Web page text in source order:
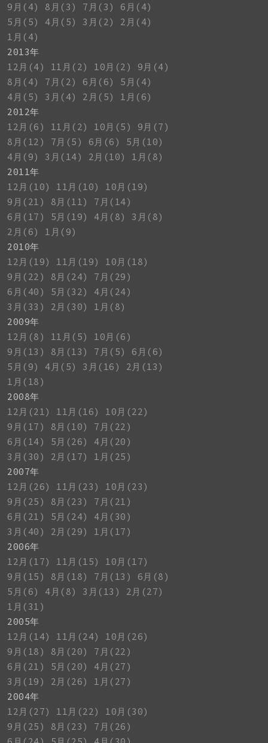
9月(4)
8月(3) 7月(3)
6月(4)
5月(5)
4月(5) 3月(2)
2月(4)
1月(4)
2013年
12月(4)
11月(2) 10月(2)
9月(4)
8月(4)
7月(2) 6月(6)
5月(4)
4月(5)
3月(4) 2月(5)
1月(6)
2012年
12月(6)
11月(2) 10月(5)
9月(7)
8月(12)
7月(5) 6月(6)
5月(10)
4月(9)
3月(14) 2月(10)
1月(8)
2011年
12月(10)
11月(10)
10月(19)
9月(21)
8月(11)
7月(14)
6月(17)
5月(19) 4月(8)
3月(8)
2月(6)
1月(9)
2010年
12月(19)
11月(19)
10月(18)
9月(22)
8月(24)
7月(29)
6月(40)
5月(32)
4月(24)
3月(33)
2月(30)
1月(8)
2009年
12月(8)
11月(5)
10月(6)
9月(13)
8月(13) 7月(5)
6月(6)
5月(9)
4月(5) 3月(16)
2月(13)
1月(18)
2008年
12月(21)
11月(16)
10月(22)
9月(17)
8月(10)
7月(22)
6月(14)
5月(26)
4月(20)
3月(30)
2月(17)
1月(25)
2007年
12月(26)
11月(23)
10月(23)
9月(25)
8月(23)
7月(21)
6月(21)
5月(24)
4月(30)
3月(40)
2月(29)
1月(17)
2006年
12月(17)
11月(15)
10月(17)
9月(15)
8月(18) 7月(13)
6月(8)
5月(6)
4月(8) 3月(13)
2月(27)
1月(31)
2005年
12月(14)
11月(24)
10月(26)
9月(18)
8月(20)
7月(22)
6月(21)
5月(20)
4月(27)
3月(19)
2月(26)
1月(27)
2004年
12月(27)
11月(22)
10月(30)
9月(25)
8月(23)
7月(26)